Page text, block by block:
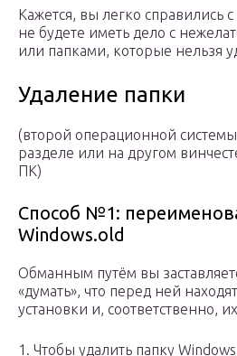
Кажется, вы легко справились
не будете иметь дело с
или папками, которые нельзя
Удаление папки
(второй операционной
разделе или на другом
ПК)
Способ №1:
Windows.old
Обманным путём вы
«думать», что перед ней
установки и, соответственно,
1. Чтобы удалить папку